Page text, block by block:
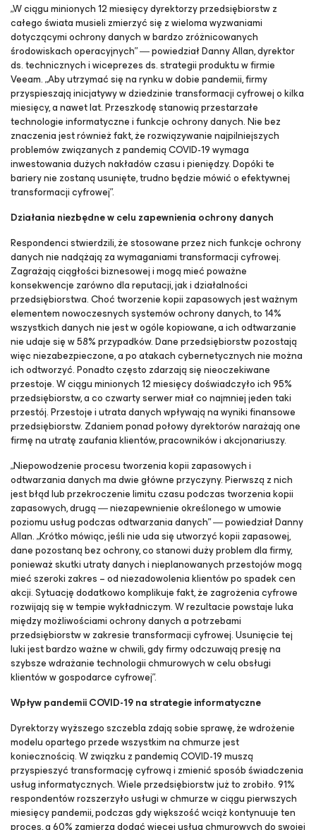
„W ciągu minionych 12 miesięcy dyrektorzy przedsiębiorstw z
całego świata musieli zmierzyć się z wieloma wyzwaniami
dotyczącymi ochrony danych w bardzo zróżnicowanych
środowiskach operacyjnych” ― powiedział Danny Allan, dyrektor
ds. technicznych i wiceprezes ds. strategii produktu w firmie
Veeam. „Aby utrzymać się na rynku w dobie pandemii, firmy
przyspieszają inicjatywy w dziedzinie transformacji cyfrowej o kilka
miesięcy, a nawet lat. Przeszkodę stanowią przestarzałe
technologie informatyczne i funkcje ochrony danych. Nie bez
znaczenia jest również fakt, że rozwiązywanie najpilniejszych
problemów związanych z pandemią COVID-19 wymaga
inwestowania dużych nakładów czasu i pieniędzy. Dopóki te
bariery nie zostaną usunięte, trudno będzie mówić o efektywnej
transformacji cyfrowej”.
Działania niezbędne w celu zapewnienia ochrony danych
Respondenci stwierdzili, że stosowane przez nich funkcje ochrony
danych nie nadążają za wymaganiami transformacji cyfrowej.
Zagrażają ciągłości biznesowej i mogą mieć poważne
konsekwencje zarówno dla reputacji, jak i działalności
przedsiębiorstwa. Choć tworzenie kopii zapasowych jest ważnym
elementem nowoczesnych systemów ochrony danych, to 14%
wszystkich danych nie jest w ogóle kopiowane, a ich odtwarzanie
nie udaje się w 58% przypadków. Dane przedsiębiorstw pozostają
więc niezabezpieczone, a po atakach cybernetycznych nie można
ich odtworzyć. Ponadto często zdarzają się nieoczekiwane
przestoje. W ciągu minionych 12 miesięcy doświadczyło ich 95%
przedsiębiorstw, a co czwarty serwer miał co najmniej jeden taki
przestój. Przestoje i utrata danych wpływają na wyniki finansowe
przedsiębiorstw. Zdaniem ponad połowy dyrektorów narażają one
firmę na utratę zaufania klientów, pracowników i akcjonariuszy.
„Niepowodzenie procesu tworzenia kopii zapasowych i
odtwarzania danych ma dwie główne przyczyny. Pierwszą z nich
jest błąd lub przekroczenie limitu czasu podczas tworzenia kopii
zapasowych, drugą ― niezapewnienie określonego w umowie
poziomu usług podczas odtwarzania danych” ― powiedział Danny
Allan. „Krótko mówiąc, jeśli nie uda się utworzyć kopii zapasowej,
dane pozostaną bez ochrony, co stanowi duży problem dla firmy,
ponieważ skutki utraty danych i nieplanowanych przestojów mogą
mieć szeroki zakres – od niezadowolenia klientów po spadek cen
akcji. Sytuację dodatkowo komplikuje fakt, że zagrożenia cyfrowe
rozwijają się w tempie wykładniczym. W rezultacie powstaje luka
między możliwościami ochrony danych a potrzebami
przedsiębiorstw w zakresie transformacji cyfrowej. Usunięcie tej
luki jest bardzo ważne w chwili, gdy firmy odczuwają presję na
szybsze wdrażanie technologii chmurowych w celu obsługi
klientów w gospodarce cyfrowej”.
Wpływ pandemii COVID-19 na strategie informatyczne
Dyrektorzy wyższego szczebla zdają sobie sprawę, że wdrożenie
modelu opartego przede wszystkim na chmurze jest
koniecznością. W związku z pandemią COVID-19 muszą
przyspieszyć transformację cyfrową i zmienić sposób świadczenia
usług informatycznych. Wiele przedsiębiorstw już to zrobiło. 91%
respondentów rozszerzyło usługi w chmurze w ciągu pierwszych
miesięcy pandemii, podczas gdy większość wciąż kontynuuje ten